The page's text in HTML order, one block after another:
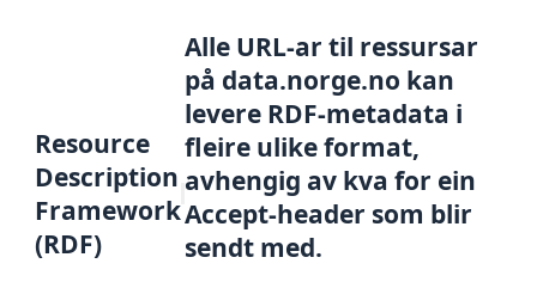
Resource
Description
Framework
(RDF)
Alle URL-ar til ressursar
på data.norge.no kan
levere RDF-metadata i
fleire ulike format,
avhengig av kva for ein
Accept-header som blir
sendt med.